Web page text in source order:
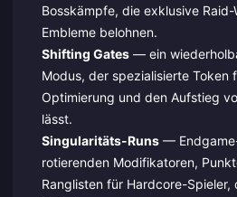
Bosskämpfe, die exklusive
Embleme belohnen.
Shifting Gates— ein
Modus, der spezialisierte Token
Optimierung und den Aufstieg
lässt.
Singularitäts-Runs—
rotierenden Modifikatoren,
Ranglisten für Hardcore-